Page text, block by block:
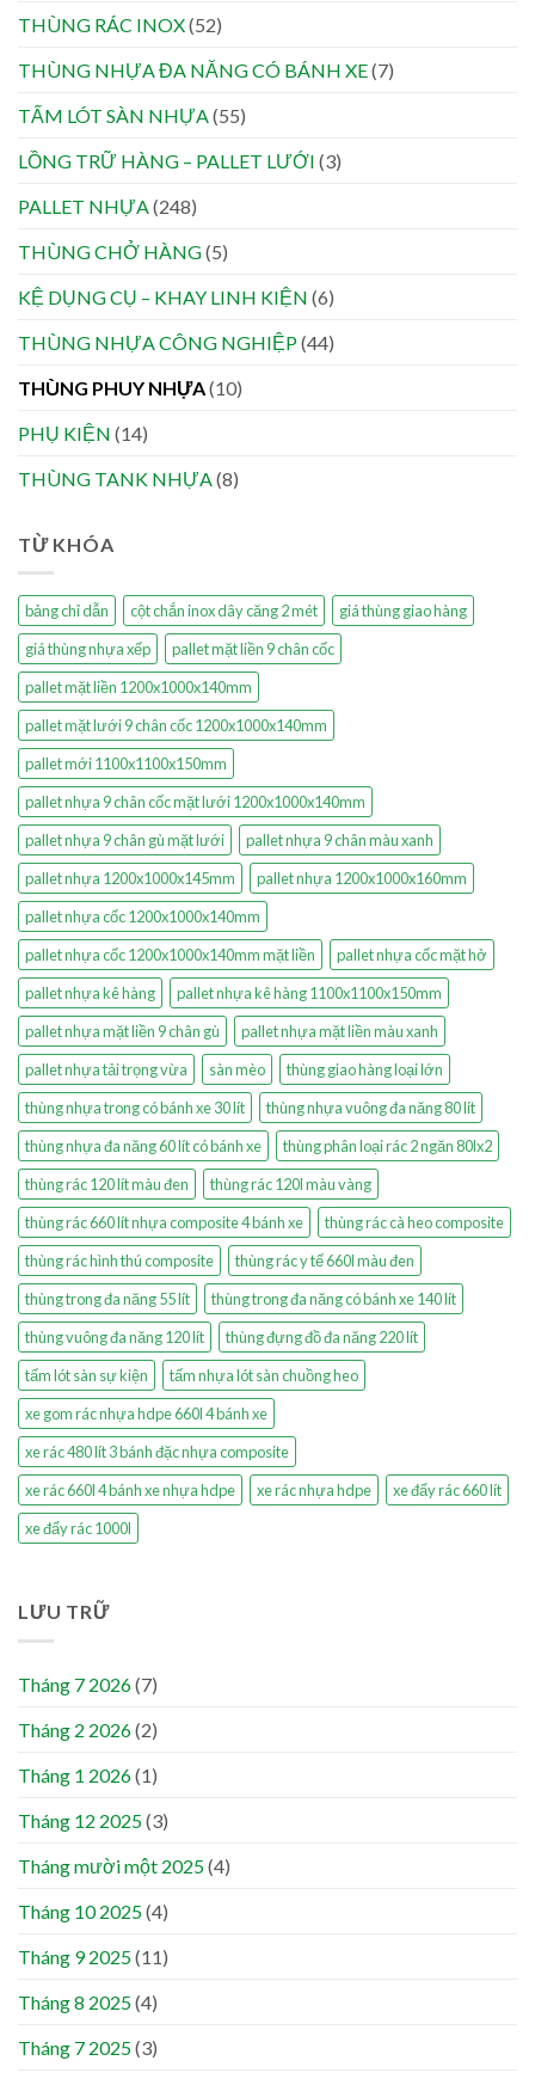
THÙNG RÁC INOX(52)
THÙNG NHỰA ĐA NĂNG CÓ BÁNH XE(7)
TẤM LÓT SÀN NHỰA(55)
LỒNG TRỮ HÀNG – PALLET LƯỚI (3)
PALLET NHỰA(248)
THÙNG CHỞ HÀNG(5)
KỆ DỤNG CỤ – KHAY LINH KIỆN (6)
THÙNG NHỰA CÔNG NGHIỆP(44)
THÙNG PHUY NHỰA(10)
PHỤ KIỆN (14)
THÙNG TANK NHỰA(8)
TỪ KHÓA
bảng chỉ dẫn cột chắn inox dây căng 2 mét
giá thùng giao hàng
giá thùng nhựa xếp
pallet mặt liền 9 chân cốc
pallet mặt liền 1200x1000x140mm
pallet mặt lưới 9 chân cốc 1200x1000x140mm
pallet mới 1100x1100x150mm
pallet nhựa 9 chân cốc mặt lưới 1200x1000x140mm
pallet nhựa 9 chân gù mặt lưới
pallet nhựa 9 chân màu xanh
pallet nhựa 1200x1000x145mm
pallet nhựa 1200x1000x160mm
pallet nhựa cốc 1200x1000x140mm
pallet nhựa cốc 1200x1000x140mm mặt liền
pallet nhựa cốc mặt hở
pallet nhựa kê hàng
pallet nhựa kê hàng 1100x1100x150mm
pallet nhựa mặt liền 9 chân gù
pallet nhựa mặt liền màu xanh
pallet nhựa tải trọng vừa
sàn mèo
thùng giao hàng loại lớn
thùng nhựa trong có bánh xe 30 lít
thùng nhựa vuông đa năng 80 lít
thùng nhựa đa năng 60 lít có bánh xe
thùng phân loại rác 2 ngăn 80lx2
thùng rác 120 lít màu đen
thùng rác 120l màu vàng
thùng rác 660 lít nhựa composite 4 bánh xe
thùng rác cà heo composite
thùng rác hình thú composite
thùng rác y tế 660l màu đen
thùng trong đa năng 55 lít
thùng trong đa năng có bánh xe 140 lít
thùng vuông đa năng 120 lít
thùng đựng đồ đa năng 220 lít
tấm lót sàn sự kiện
tấm nhựa lót sàn chuồng heo
xe gom rác nhựa hdpe 660l 4 bánh xe
xe rác 480 lít 3 bánh đặc nhựa composite
xe rác 660l 4 bánh xe nhựa hdpe
xe rác nhựa hdpe
xe đẩy rác 660 lít
xe đẩy rác 1000l
LƯU TRỮ
Tháng 7 2026(7)
Tháng 2 2026(2)
Tháng 1 2026(1)
Tháng 12 2025(3)
Tháng mười một 2025(4)
Tháng 10 2025(4)
Tháng 9 2025(11)
Tháng 8 2025(4)
Tháng 7 2025(3)